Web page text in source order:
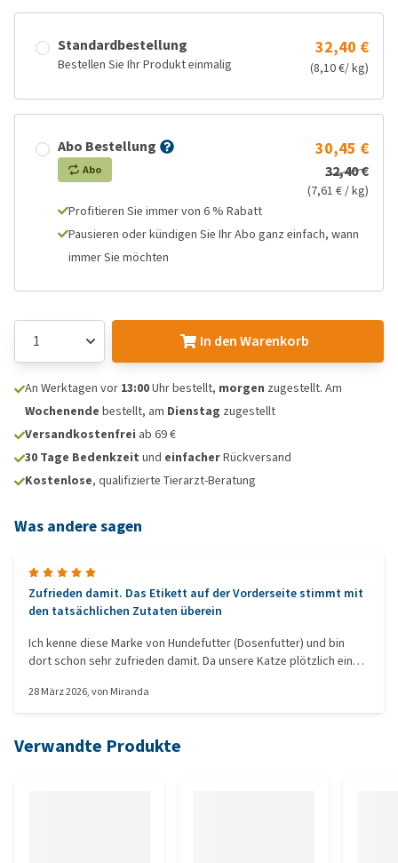
Standardbestellung
Bestellen Sie Ihr Produkt einmalig
32,40 €
(8,10 €/ kg)
Abo Bestellung
Abo
30,45 €
32,40 €
(7,61 € / kg)
Profitieren Sie immer von 6 % Rabatt
Pausieren oder kündigen Sie Ihr Abo ganz einfach, wann
immer Sie möchten
In den Warenkorb
An Werktagen vor 13:00Uhr bestellt, morgen zugestellt. Am
Wochenende bestellt, am Dienstag zugestellt
Versandkostenfrei ab 69 €
30 Tage Bedenkzeit und einfacherRückversand
Kostenlose, qualifizierte Tierarzt-Beratung
Was andere sagen
Zufrieden damit. Das Etikett auf der Vorderseite stimmt mit
den tatsächlichen Zutaten überein
Ich kenne diese Marke von Hundefutter (Dosenfutter) und bin
dort schon sehr zufrieden damit. Da unsere Katze plötzlich eine
habe ich nach einer Alternative gesucht. Bei den meisten
Zutaten eine Getreideart enthalten. Die Katze wollte es anfangs
28 März 2026, von Miranda
Verwandte Produkte